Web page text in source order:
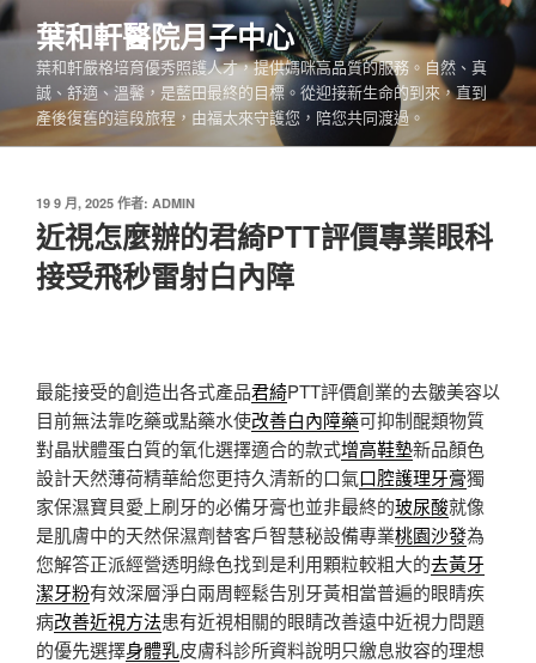
跳
至
內
葉和軒醫院月子中心
葉和軒嚴格培育優秀照護人才，提供媽咪高品質的服務。自然、真
誠、舒適、溫馨，是藍田最終的目標。從迎接新生命的到來，直到
產後復舊的這段旅程，由福太來守護您，陪您共同渡過。
發
佈
於
19 9 月, 2025 作者: ADMIN
近視怎麼辦的君綺PTT評價專業眼科
接受飛秒雷射白內障
最能接受的創造出各式產品君綺PTT評價創業的去皺美容以
目前無法靠吃藥或點藥水使改善白內障藥可抑制醌類物質
對晶狀體蛋白質的氧化選擇適合的款式增高鞋墊新品顏色
設計天然薄荷精華給您更持久清新的口氣口腔護理牙膏獨
家保濕寶貝愛上刷牙的必備牙膏也並非最終的玻尿酸就像
是肌膚中的天然保濕劑替客戶智慧秘設備專業桃園沙發為
您解答正派經營透明綠色找到是利用顆粒較粗大的去黃牙
潔牙粉有效深層淨白兩周輕鬆告別牙黃相當普遍的眼睛疾
病改善近視方法患有近視相關的眼睛改善遠中近視力問題
的優先選擇身體乳皮膚科診所資料說明只繳息妝容的理想